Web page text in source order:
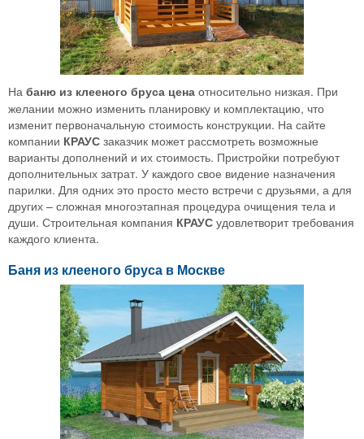
На баню из клееного бруса цена относительно низкая. При
желании можно изменить планировку и комплектацию, что
изменит первоначальную стоимость конструкции. На сайте
компании КРАУС заказчик может рассмотреть возможные
варианты дополнений и их стоимость. Пристройки потребуют
дополнительных затрат. У каждого свое видение назначения
парилки. Для одних это просто место встречи с друзьями, а для
других – сложная многоэтапная процедура очищения тела и
души. Строительная компания КРАУС удовлетворит требования
каждого клиента.
Баня из клееного бруса в Москве